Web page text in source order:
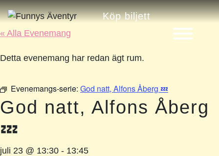
Köp biljett
« Alla Evenemang
Detta evenemang har redan ägt rum.
Evenemangs-serie: God natt, Alfons Åberg 💤
God natt, Alfons Åberg
💤
juli 23 @ 13:30 - 13:45